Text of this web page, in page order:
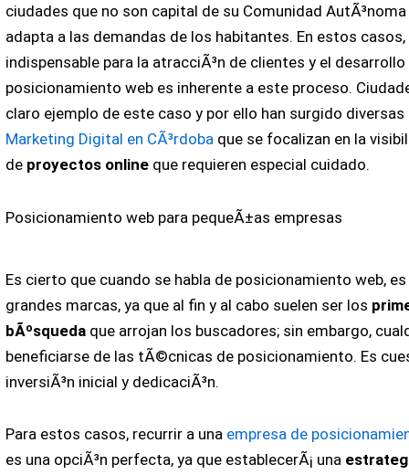
ciudades que no son capital de su Comunidad
adapta a las demandas de los habitantes. En estos
indispensable para la atracciÃ³n de clientes y el
posicionamiento web es inherente a este proceso.
claro ejemplo de este caso y por ello han surgido
Marketing Digital en CÃ³rdoba que se focalizan en la
de proyectos online que requieren especial cuidado.
Posicionamiento web para pequeÃ±as empresas
Es cierto que cuando se habla de posicionamiento web,
grandes marcas, ya que al fin y al cabo suelen ser los
bÃºsqueda que arrojan los buscadores; sin embargo,
beneficiarse de las tÃ©cnicas de posicionamiento. Es
inversiÃ³n inicial y dedicaciÃ³n.
Para estos casos, recurrir a una empresa de
es una opciÃ³n perfecta, ya que establecerÃ¡ una